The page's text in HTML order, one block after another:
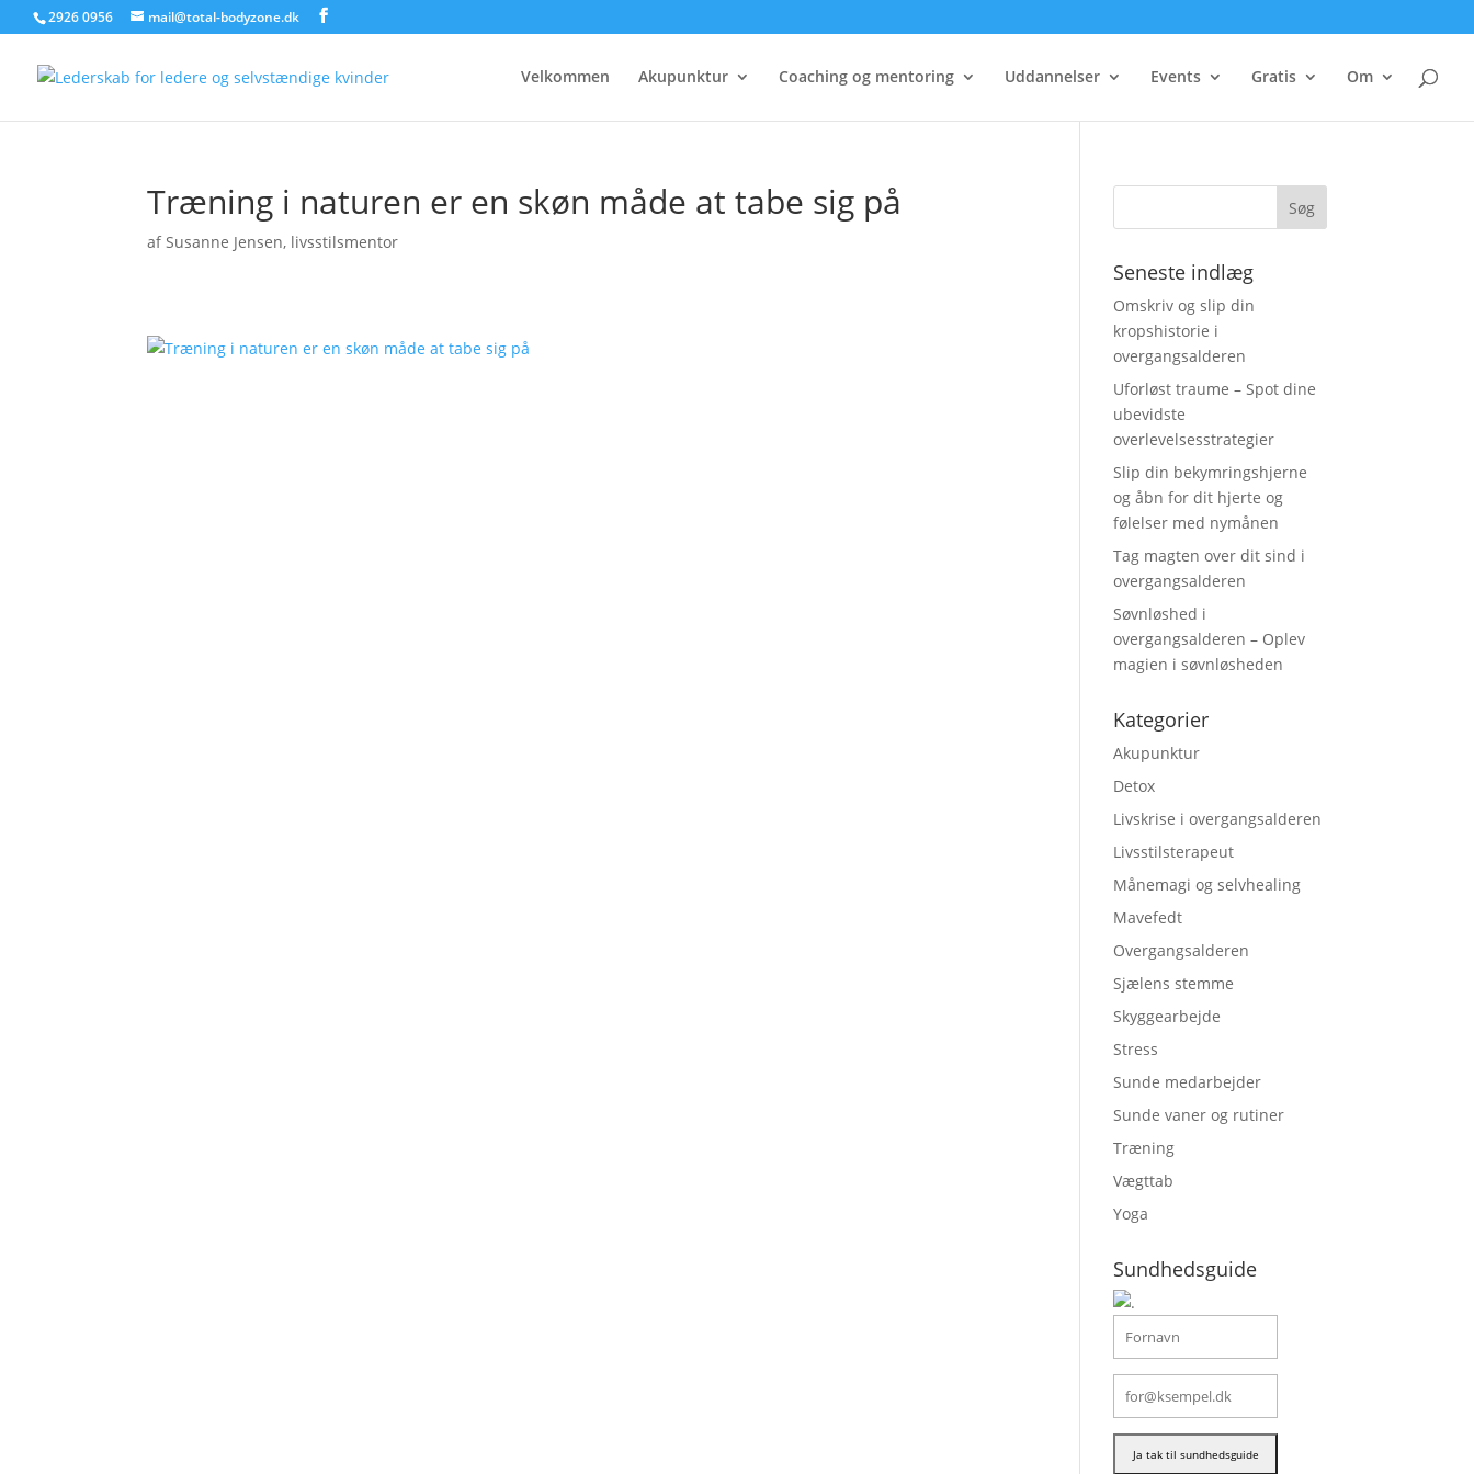
2926 0956 mail@total-bodyzone.dk
Velkommen Akupunktur Coaching og mentoring Uddannelser Events Gratis Om
Træning i naturen er en skøn måde at tabe sig på
afSusanne Jensen, livsstilsmentor
Seneste indlæg
Omskriv og slip din
kropshistorie i
overgangsalderen
Uforløst traume – Spot dine
ubevidste
overlevelsesstrategier
Slip din bekymringshjerne
og åbn for dit hjerte og
følelser med nymånen
Tag magten over dit sind i
overgangsalderen
Søvnløshed i
overgangsalderen – Oplev
magien i søvnløsheden
Kategorier
Akupunktur
Detox
Livskrise i overgangsalderen
Livsstilsterapeut
Månemagi og selvhealing
Mavefedt
Overgangsalderen
Sjælens stemme
Skyggearbejde
Stress
Sunde medarbejder
Sunde vaner og rutiner
Træning
Vægttab
Yoga
Sundhedsguide